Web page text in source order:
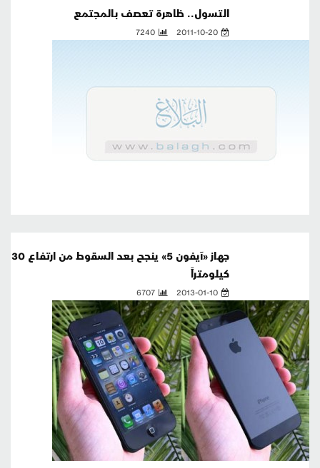
التسول.. ظاهرة تعصف بالمجتمع
2011-10-20
7240
جهاز «آيفون 5» ينجح بعد السقوط من ارتفاع 30
كيلومتراً
2013-01-10
6707